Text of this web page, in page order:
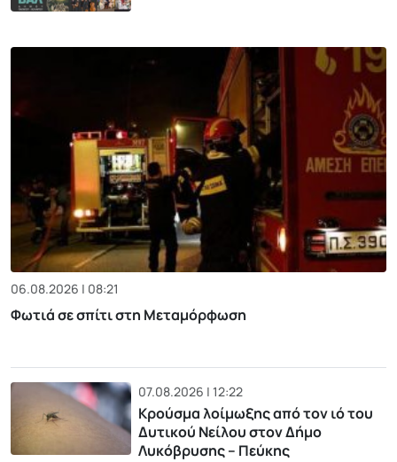
06.08.2026 | 08:21
Φωτιά σε σπίτι στη Μεταμόρφωση
07.08.2026 | 12:22
Κρούσμα λοίμωξης από τον ιό του
Δυτικού Νείλου στον Δήμο
Λυκόβρυσης – Πεύκης